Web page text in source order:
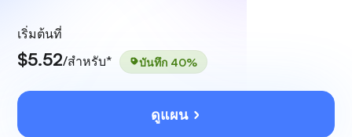
เริ่มต้นที่
$5.52/สำหรับ* บันทึก 40%
ดูแผน